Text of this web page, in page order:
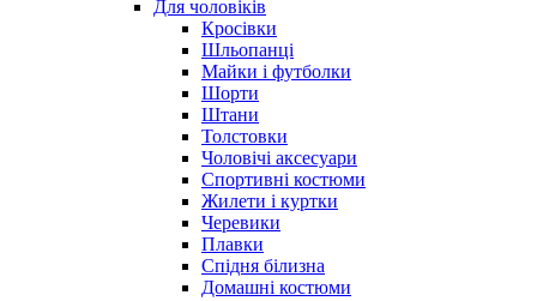
Для чоловіків
Кросівки
Шльопанці
Майки і футболки
Шорти
Штани
Толстовки
Чоловічі аксесуари
Спортивні костюми
Жилети і куртки
Черевики
Плавки
Спідня білизна
Домашні костюми